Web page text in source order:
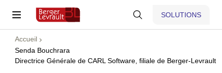
SOLUTIONS
Accueil
Senda Bouchrara
Directrice Générale de CARL Software, filiale de Berger-Levrault